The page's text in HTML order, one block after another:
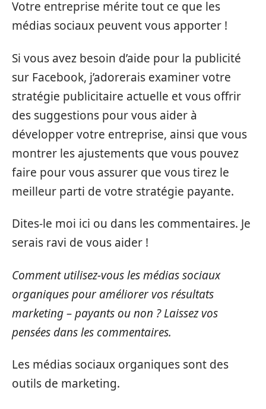
Votre entreprise mérite tout ce que les
médias sociaux peuvent vous apporter !
Si vous avez besoin d’aide pour la publicité
sur Facebook, j’adorerais examiner votre
stratégie publicitaire actuelle et vous offrir
des suggestions pour vous aider à
développer votre entreprise, ainsi que vous
montrer les ajustements que vous pouvez
faire pour vous assurer que vous tirez le
meilleur parti de votre stratégie payante.
Dites-le moi ici ou dans les commentaires. Je
serais ravi de vous aider !
Comment utilisez-vous les médias sociaux
organiques pour améliorer vos résultats
marketing – payants ou non ? Laissez vos
pensées dans les commentaires.
Les médias sociaux organiques sont des
outils de marketing.